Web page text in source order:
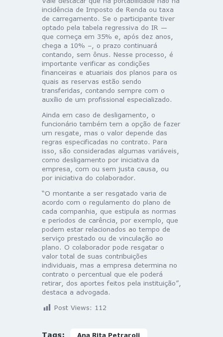
incidência de Imposto de Renda ou taxa
de carregamento. Se o participante tiver
optado pela tabela regressiva do IR —
que começa em 35% e, após dez anos,
chega a 10% –, o prazo continuará
contando, sem ônus. Nesse processo, é
importante verificar as condições
financeiras e atuariais dos planos para os
quais as reservas estão sendo
transferidas, contando sempre com o
auxílio de um profissional especializado.
Ainda em caso de desligamento, o
funcionário também tem a opção de fazer
um resgate, mas o valor depende das
regras especificadas no contrato. Para
isso, são consideradas algumas variáveis,
como desligamento por iniciativa da
empresa, com ou sem justa causa, ou
por iniciativa do colaborador.
“O montante a ser resgatado varia de
acordo com o regulamento do plano de
cada companhia, que estipula as normas
e períodos de carência, por exemplo, que
podem estar relacionados ao tempo de
serviço prestado ou de vinculação ao
plano. O colaborador pode resgatar o
valor total de suas contribuições
individuais, mas a empresa determina no
contrato o percentual que ele poderá
retirar, dos aportes feitos pela instituição”,
destaca a advogada.
Post Views: 112
Tags: Ana Rita Petraroli